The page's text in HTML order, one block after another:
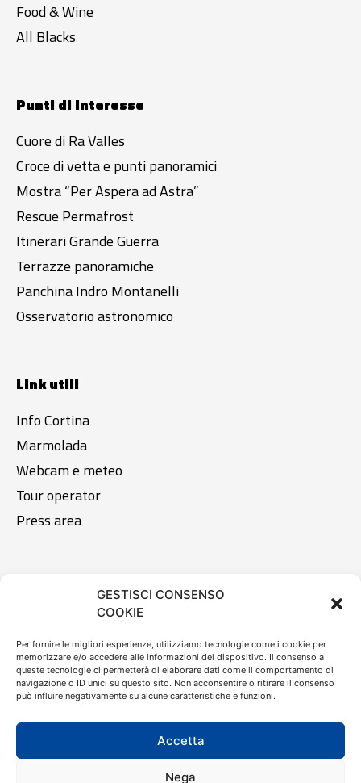
GESTISCI CONSENSO
COOKIE
Per fornire le migliori esperienze, utilizziamo tecnologie come i cookie per
memorizzare e/o accedere alle informazioni del dispositivo. Il consenso a
queste tecnologie ci permetterà di elaborare dati come il comportamento di
navigazione o ID unici su questo sito. Non acconsentire o ritirare il consenso
può influire negativamente su alcune caratteristiche e funzioni.
Accetta
Nega
Food & Wine
All Blacks
Punti di interesse
Cuore di Ra Valles
Croce di vetta e punti panoramici
Mostra “Per Aspera ad Astra”
Rescue Permafrost
Itinerari Grande Guerra
Terrazze panoramiche
Panchina Indro Montanelli
Osservatorio astronomico
Link utili
Info Cortina
Marmolada
Webcam e meteo
Tour operator
Press area
Privacy Policy
Cookie Policy
Whistleblowing